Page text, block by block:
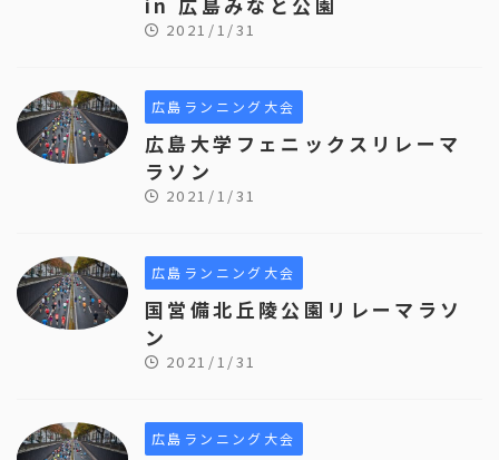
2021/1/31
広島ランニング大会
広島大学フェニックスリレーマ
ラソン
2021/1/31
広島ランニング大会
国営備北丘陵公園リレーマラソ
ン
2021/1/31
広島ランニング大会